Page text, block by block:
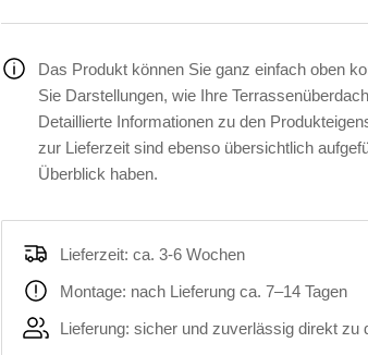
Das Produkt können Sie ganz einfach oben
Sie Darstellungen, wie Ihre
Detaillierte Informationen zu den
zur Lieferzeit sind ebenso übersichtlich
Überblick haben.
Lieferzeit: ca. 3-6 Wochen
Montage: nach Lieferung ca. 7–14 Tagen
Lieferung: sicher und zuverlässig direkt zu